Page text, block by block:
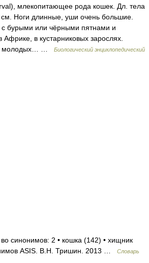
млекопитающее рода кошек. Дл. тела
Ноги длинные, уши очень большие.
с бурыми или чёрными пятнами и
в кустарниковых зарослях.
молодых… …
Биологический энциклопедический
синонимов: 2 • кошка (142) • хищник
ASIS. В.Н. Тришин. 2013 …
Словарь